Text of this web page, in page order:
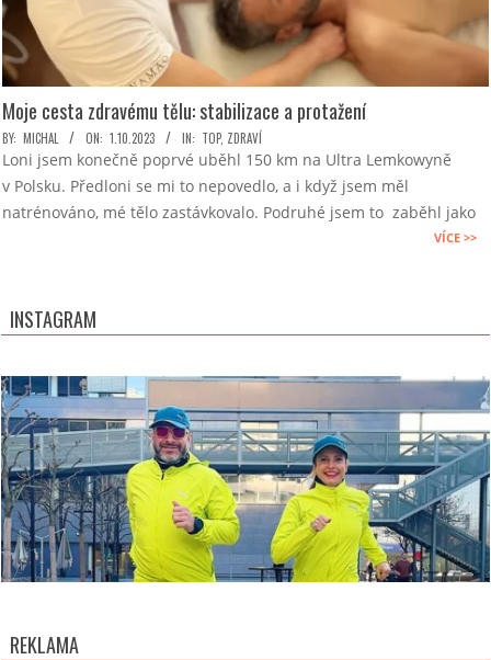
Moje cesta zdravému tělu: stabilizace a protažení
2023-
10-
01
BY: MICHAL ON: 1.10.2023 IN: TOP, ZDRAVÍ
Loni jsem konečně poprvé uběhl 150 km na Ultra Lemkowyně
v Polsku. Předloni se mi to nepovedlo, a i když jsem měl
natrénováno, mé tělo zastávkovalo. Podruhé jsem to zaběhl jako
VÍCE >>
INSTAGRAM
REKLAMA